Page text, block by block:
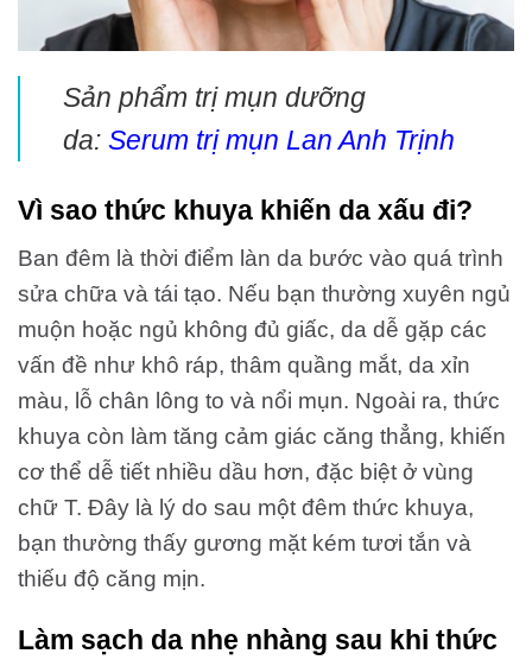
Sản phẩm trị mụn dưỡng
da: Serum trị mụn Lan Anh Trịnh
Vì sao thức khuya khiến da xấu đi?
Ban đêm là thời điểm làn da bước vào quá trình
sửa chữa và tái tạo. Nếu bạn thường xuyên ngủ
muộn hoặc ngủ không đủ giấc, da dễ gặp các
vấn đề như khô ráp, thâm quầng mắt, da xỉn
màu, lỗ chân lông to và nổi mụn. Ngoài ra, thức
khuya còn làm tăng cảm giác căng thẳng, khiến
cơ thể dễ tiết nhiều dầu hơn, đặc biệt ở vùng
chữ T. Đây là lý do sau một đêm thức khuya,
bạn thường thấy gương mặt kém tươi tắn và
thiếu độ căng mịn.
Làm sạch da nhẹ nhàng sau khi thức